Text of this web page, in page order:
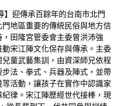
】迎傳承百餘年的台南市北門
地區重要的傳統民俗與地方信
田隆宮管委會主委曾洪沛強
宋江陣文化保存與傳承。主委
童武藝集訓，由資深師兄依程
法、拳式、兵器及陣式，並帶
活動，讓孩子在實作中認識家
律。宋江陣歷經世代接棒，現